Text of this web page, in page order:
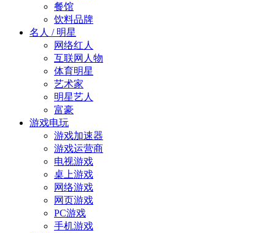
餐馆
饮料品牌
名人 / 明星
网络红人
互联网人物
体育明星
艺术家
明星艺人
富豪
游戏电玩
游戏加速器
游戏运营商
电视游戏
桌上游戏
网络游戏
网页游戏
PC游戏
手机游戏